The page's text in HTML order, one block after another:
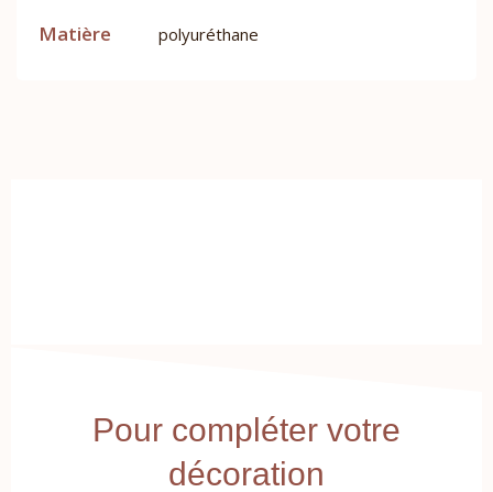
Matière polyuréthane
Pour compléter votre
décoration